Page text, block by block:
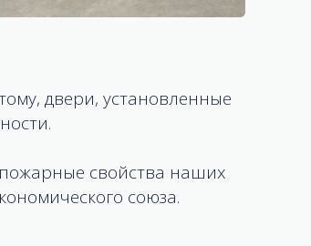
двери, установленные
свойства наших
союза.